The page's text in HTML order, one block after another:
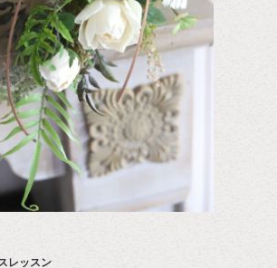
レッスン